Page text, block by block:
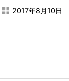
2017年8月10日